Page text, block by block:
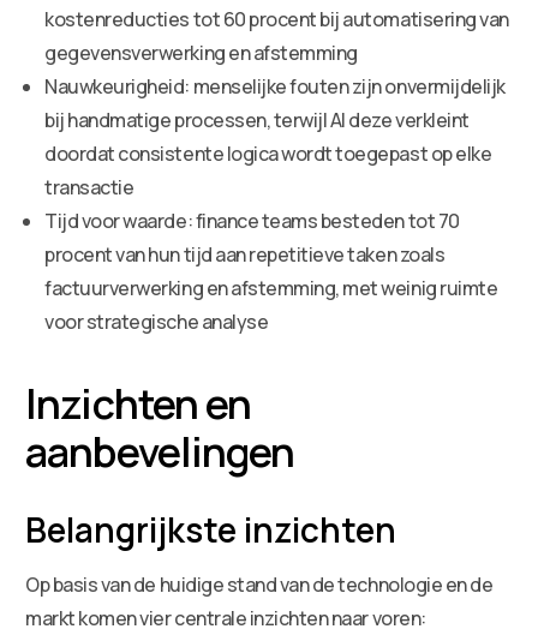
kostenreducties tot 60 procent bij automatisering van
gegevensverwerking en afstemming
Nauwkeurigheid: menselijke fouten zijn onvermijdelijk
bij handmatige processen, terwijl AI deze verkleint
doordat consistente logica wordt toegepast op elke
transactie
Tijd voor waarde: finance teams besteden tot 70
procent van hun tijd aan repetitieve taken zoals
factuurverwerking en afstemming, met weinig ruimte
voor strategische analyse
Inzichten en
aanbevelingen
Belangrijkste inzichten
Op basis van de huidige stand van de technologie en de
markt komen vier centrale inzichten naar voren: